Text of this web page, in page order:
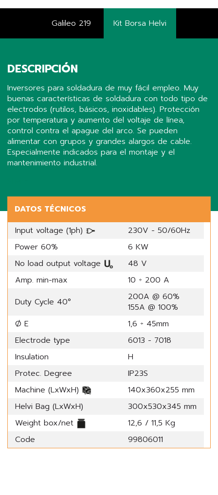
Galileo 219 Kit Borsa Helvi
DESCRIPCIÓN
Inversores para soldadura de muy fácil empleo. Muy
buenas características de soldadura con todo tipo de
electrodos (rutilos, básicos, inoxidables). Protección
por temperatura y aumento del voltaje de línea,
control contra el apague del arco. Se pueden
alimentar con grupos y grandes alargos de cable.
Especialmente indicados para el montaje y el
mantenimiento industrial.
DATOS TÉCNICOS
Input voltage (1ph)
230V - 50/60Hz
Power 60%
6 KW
No load output voltage
48 V
Amp. min-max
10 ÷ 200 A
Duty Cycle 40°
200A @ 60%
155A @ 100%
Ø E
1,6 ÷ 45mm
Electrode type
6013 - 7018
Insulation
H
Protec. Degree
IP23S
Machine (LxWxH)
140x360x255 mm
Helvi Bag (LxWxH)
300x530x345 mm
Weight box/net
12,6 / 11,5 Kg
Code
99806011